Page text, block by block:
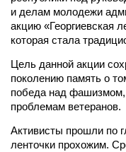
и делам молодежи
акцию «Георгиевская
которая стала
Цель данной акции
поколению память о
победа над фашизмом,
проблемам ветеранов.
Активисты прошли по
ленточки прохожим.